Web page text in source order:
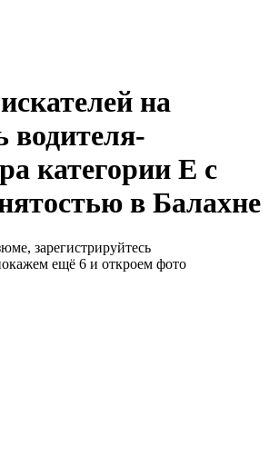
на
водителя-
категории Е с
в Балахне
зарегистрируйтесь
ещё 6 и откроем фото